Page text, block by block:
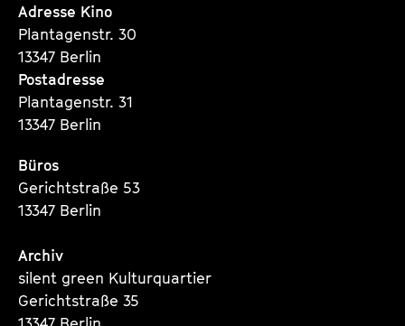
SeiteSeite
Adresse Kino
Plantagenstr. 30
13347 Berlin
Postadresse
Plantagenstr. 31
13347 Berlin
Büros
Gerichtstraße 53
13347 Berlin
Archiv
silent green Kulturquartier
Gerichtstraße 35